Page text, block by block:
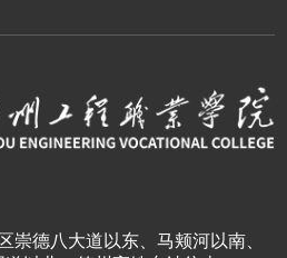
崇德八大道以东、马颊河以南、